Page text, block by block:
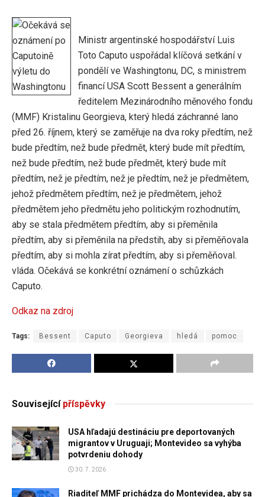
Ministr argentinské hospodářství Luis
Toto Caputo uspořádal klíčová setkání v
pondělí ve Washingtonu, DC, s ministrem
financí USA Scott Bessent a generálním
ředitelem Mezinárodního měnového fondu
(MMF) Kristalinu Georgieva, který hledá záchranné lano
před 26. říjnem, který se zaměřuje na dva roky předtím, než
bude předtím, než bude předmět, který bude mít předtím,
než bude předtím, než bude předmět, který bude mít
předtím, než je předtím, než je předtím, než je předmětem,
jehož předmětem předtím, než je předmětem, jehož
předmětem jeho předmětu jeho politickým rozhodnutím,
aby se stala předmětem předtím, aby si přeměnila
předtím, aby si přeměnila na předstih, aby si přeměňovala
předtím, aby si mohla zírat předtím, aby si přeměňoval.
vláda. Očekává se konkrétní oznámení o schůzkách
Caputo.
Odkaz na zdroj
Tags: Bessent Caputo Georgieva hledá pomoc
Souvisejícípříspěvky
USA hľadajú destináciu pre deportovaných
migrantov v Uruguaji; Montevideo sa vyhýba
potvrdeniu dohody
30. 7. 2026
Riaditeľ MMF prichádza do Montevidea, aby sa